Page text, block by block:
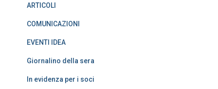
ARTICOLI
COMUNICAZIONI
EVENTI IDEA
Giornalino della sera
In evidenza per i soci